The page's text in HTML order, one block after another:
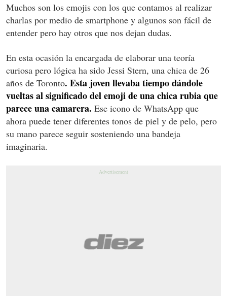
Muchos son los emojis con los que contamos al realizar
charlas por medio de smartphone y algunos son fácil de
entender pero hay otros que nos dejan dudas.
En esta ocasión la encargada de elaborar una teoría
curiosa pero lógica ha sido Jessi Stern, una chica de 26
años de Toronto. Esta joven llevaba tiempo dándole
vueltas al significado del emoji de una chica rubia que
parece una camarera. Ese icono de WhatsApp que
ahora puede tener diferentes tonos de piel y de pelo, pero
su mano parece seguir sosteniendo una bandeja
imaginaria.